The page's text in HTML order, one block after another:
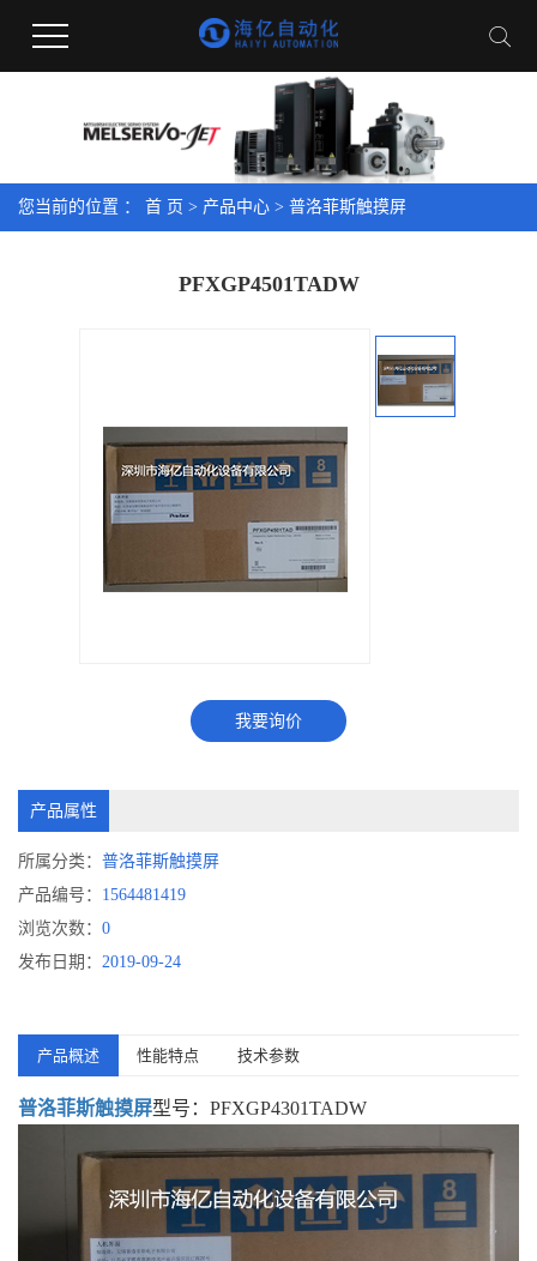
您当前的位置 ： 首 页 > 产品中心 > 普洛菲斯触摸屏
PFXGP4501TADW
我要询价
产品属性
所属分类： 普洛菲斯触摸屏
产品编号： 1564481419
浏览次数： 0
发布日期： 2019-09-24
产品概述 性能特点 技术参数
普洛菲斯触摸屏型号：PFXGP4301TADW